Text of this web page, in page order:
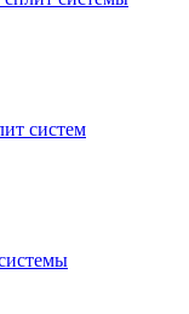
систем